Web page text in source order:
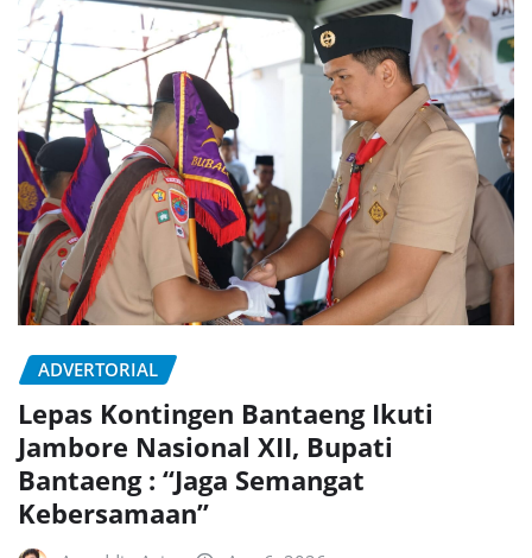
ADVERTORIAL
Lepas Kontingen Bantaeng Ikuti
Jambore Nasional XII, Bupati
Bantaeng : “Jaga Semangat
Kebersamaan”